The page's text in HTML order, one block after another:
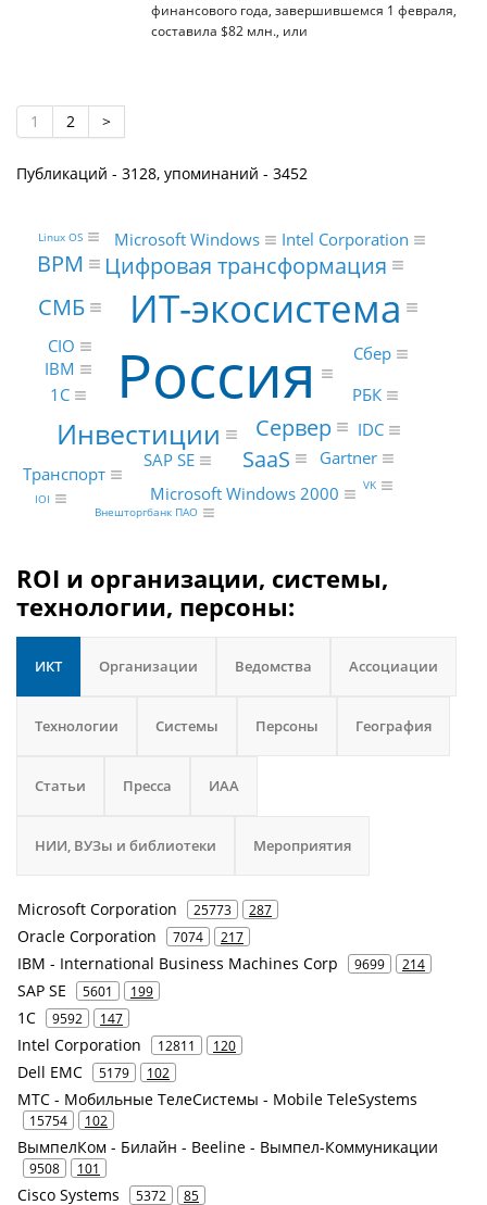
финансового года, завершившемся 1 февраля,
составила $82 млн., или
1 2 >
Публикаций - 3128, упоминаний - 3452
Россия
ИТ-экосистема
Инвестиции Сервер
Цифровая трансформация
BPM
SaaS
СМБ
Транспорт
CIO
IBM
SAP SE Gartner
1С
IDC
РБК
Сбер
Intel Corporation
Microsoft Windows 2000
Microsoft Windows
Linux OS
IOI
Внешторгбанк ПАО
VK
ROI и организации, системы,
технологии, персоны:
ИКТ Организации Ведомства Ассоциации
Технологии Системы Персоны География
Статьи Пресса ИАА
НИИ, ВУЗы и библиотеки Мероприятия
Microsoft Corporation 25773 287
Oracle Corporation 7074 217
IBM - International Business Machines Corp 9699 214
SAP SE 5601 199
1С 9592 147
Intel Corporation 12811 120
Dell EMC 5179 102
МТС - Мобильные ТелеСистемы - Mobile TeleSystems
15754 102
ВымпелКом - Билайн - Beeline - Вымпел-Коммуникации
9508 101
Cisco Systems 5372 85